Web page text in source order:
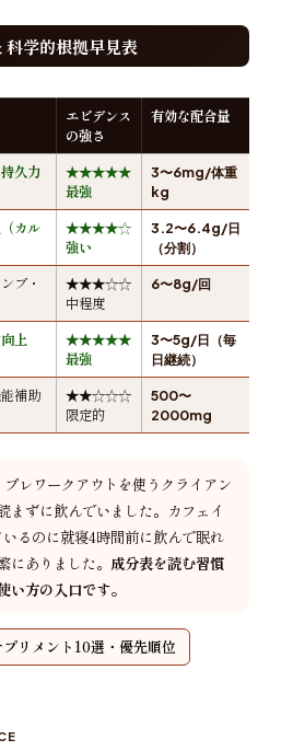
学的根拠早見表
エビデンス
の強さ
有効な配合量
久力
★★★★★
最強
3〜6mg/体重
kg
カル
★★★★☆
強い
3.2〜6.4g/日
（分割）
プ・
★★★☆☆
中程度
6〜8g/回
上
★★★★★
最強
3〜5g/日（毎
日継続）
補助
★★☆☆☆
限定的
500〜
2000mg
レワークアウトを使うクライアン
まずに飲んでいました。カフェイ
るのに就寝4時間前に飲んで眠れ
にありました。 成分表を読む習慣
い方の入口です。
リメント10選・優先順位